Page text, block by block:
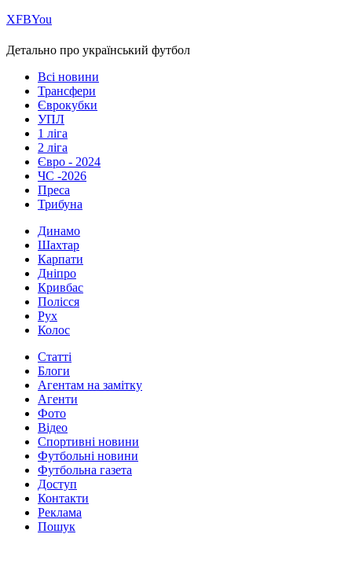
ХFBYou
Детально про український футбол
Всі новини
Трансфери
Єврокубки
УПЛ
1 ліга
2 ліга
Євро - 2024
ЧС -2026
Преса
Трибуна
Динамо
Шахтар
Карпати
Дніпро
Кривбас
Полісся
Рух
Колос
Статті
Блоги
Агентам на замітку
Агенти
Фото
Відео
Спортивні новини
Футбольні новини
Футбольна газета
Доступ
Контакти
Реклама
Пошук